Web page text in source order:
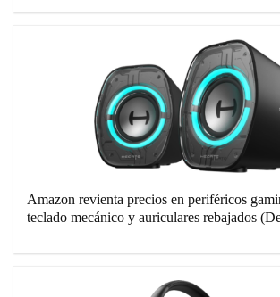
Amazon revienta precios en periféricos
teclado mecánico y auriculares rebajados